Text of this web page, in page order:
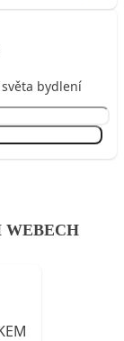
bydlení
WEBECH